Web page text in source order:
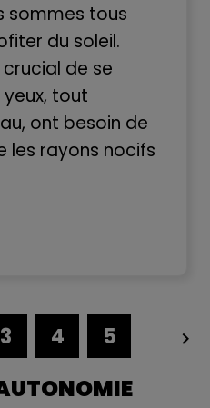
sommes tous
du soleil.
de se
tout
ont besoin de
rayons nocifs
3 4 5 